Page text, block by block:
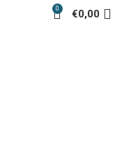
0 €0,00